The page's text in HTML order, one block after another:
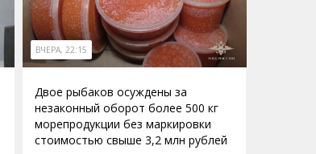
ВЧЕРА, 22:15
Двое рыбаков осуждены за
незаконный оборот более 500 кг
морепродукции без маркировки
стоимостью свыше 3,2 млн рублей